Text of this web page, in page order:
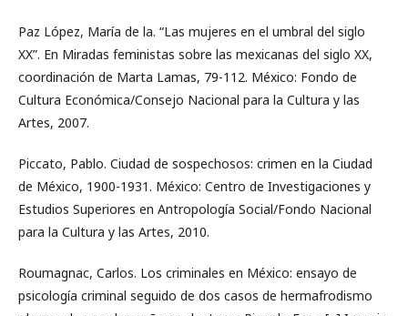
Paz López, María de la. “Las mujeres en el umbral del siglo
XX”. En Miradas feministas sobre las mexicanas del siglo XX,
coordinación de Marta Lamas, 79-112. México: Fondo de
Cultura Económica/Consejo Nacional para la Cultura y las
Artes, 2007.
Piccato, Pablo. Ciudad de sospechosos: crimen en la Ciudad
de México, 1900-1931. México: Centro de Investigaciones y
Estudios Superiores en Antropología Social/Fondo Nacional
para la Cultura y las Artes, 2010.
Roumagnac, Carlos. Los criminales en México: ensayo de
psicología criminal seguido de dos casos de hermafrodismo